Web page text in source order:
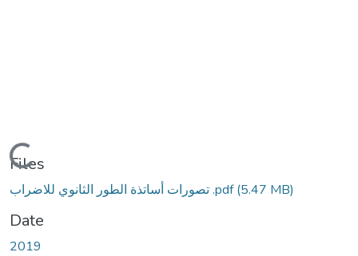
Loading...
Files
تصورات أساتذة الطور الثانوي للاضراب .pdf(5.47 MB)
Date
2019